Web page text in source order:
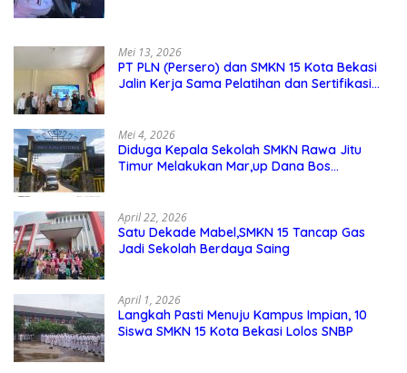
Mei 13, 2026
PT PLN (Persero) dan SMKN 15 Kota Bekasi
Jalin Kerja Sama Pelatihan dan Sertifikasi
Mei 4, 2026
Diduga Kepala Sekolah SMKN Rawa Jitu
Timur Melakukan Mar,up Dana Bos
April 22, 2026
Satu Dekade Mabel,SMKN 15 Tancap Gas
Jadi Sekolah Berdaya Saing
April 1, 2026
Langkah Pasti Menuju Kampus Impian, 10
Siswa SMKN 15 Kota Bekasi Lolos SNBP